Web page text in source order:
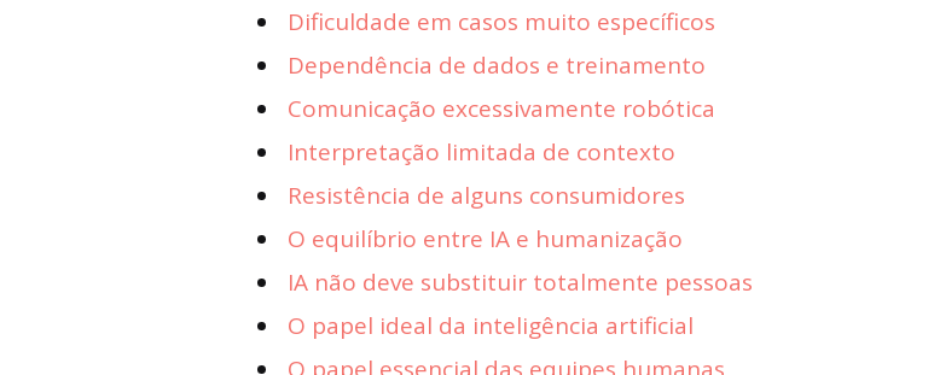
Dificuldade em casos muito específicos
Dependência de dados e treinamento
Comunicação excessivamente robótica
Interpretação limitada de contexto
Resistência de alguns consumidores
O equilíbrio entre IA e humanização
IA não deve substituir totalmente pessoas
O papel ideal da inteligência artificial